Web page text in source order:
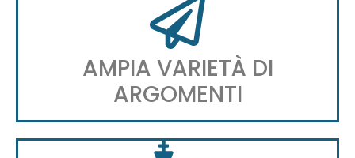
AMPIA VARIETÀ DI
ARGOMENTI